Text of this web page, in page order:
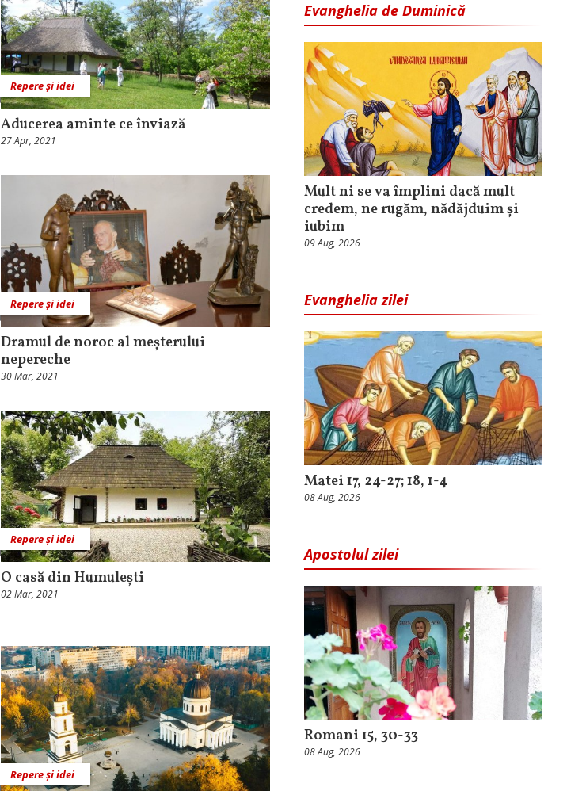
Repere și idei
Aducerea aminte ce înviază
27 Apr, 2021
Repere și idei
Dramul de noroc al meșterului
nepereche
30 Mar, 2021
Repere și idei
O casă din Humulești
02 Mar, 2021
Repere și idei
Evanghelia de Duminică
Mult ni se va împlini dacă mult
credem, ne rugăm, nădăjduim și
iubim
09 Aug, 2026
Evanghelia zilei
Matei 17, 24-27; 18, 1-4
08 Aug, 2026
Apostolul zilei
Romani 15, 30-33
08 Aug, 2026